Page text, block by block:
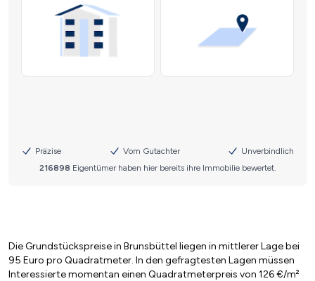
Die Grundstückspreise in Brunsbüttel liegen in mittlerer Lage bei
95 Euro pro Quadratmeter. In den gefragtesten Lagen müssen
Interessierte momentan einen Quadratmeterpreis von 126 €/m²